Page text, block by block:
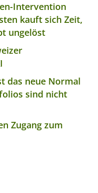
Intervention
kauft sich Zeit,
ungelöst
das neue Normal
sind nicht
Zugang zum